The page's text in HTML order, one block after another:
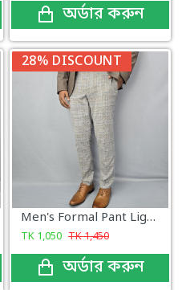
অর্ডার করুন
28% DISCOUNT
Men's Formal Pant Light Grey Check
TK 1,050 TK1,450
অর্ডার করুন